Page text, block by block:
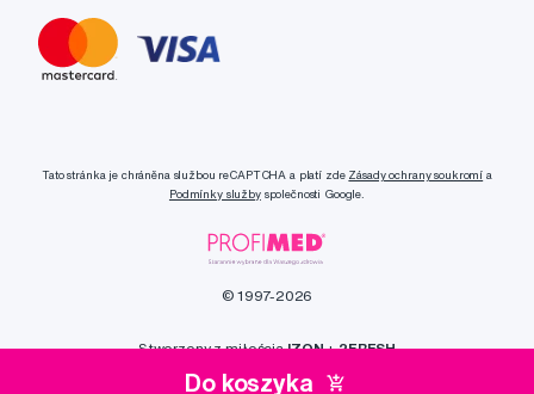
Do koszyka
Tato stránka je chráněna službou reCAPTCHA a platí zde Zásady ochrany soukromí a
Podmínky službyspolečnosti Google.
© 1997-2026
Stworzony z miłościąIZON+2FRESH